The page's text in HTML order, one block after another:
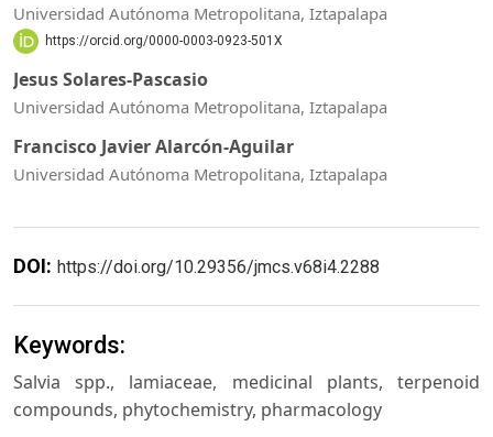
Universidad Autónoma Metropolitana, Iztapalapa
https://orcid.org/0000-0003-0923-501X
Jesus Solares-Pascasio
Universidad Autónoma Metropolitana, Iztapalapa
Francisco Javier Alarcón-Aguilar
Universidad Autónoma Metropolitana, Iztapalapa
DOI: https://doi.org/10.29356/jmcs.v68i4.2288
Keywords:
Salvia spp., lamiaceae, medicinal plants, terpenoid
compounds, phytochemistry, pharmacology